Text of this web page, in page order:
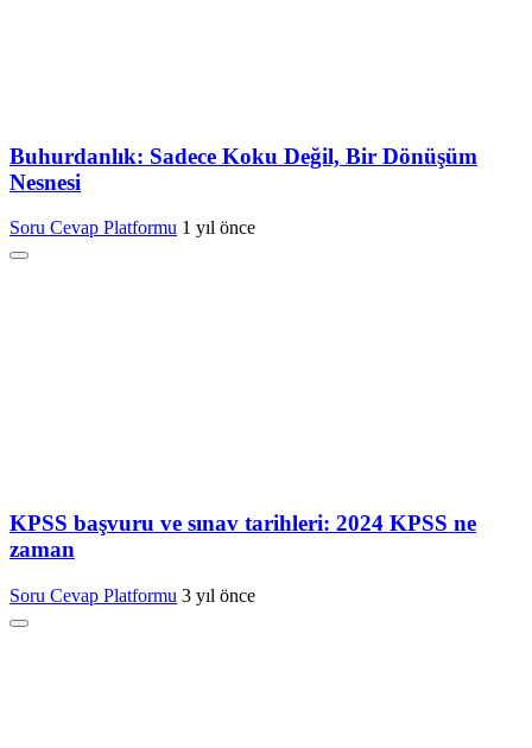
Buhurdanlık: Sadece Koku Değil, Bir Dönüşüm
Nesnesi
Soru Cevap Platformu 1 yıl önce
KPSS başvuru ve sınav tarihleri: 2024 KPSS ne
zaman
Soru Cevap Platformu 3 yıl önce